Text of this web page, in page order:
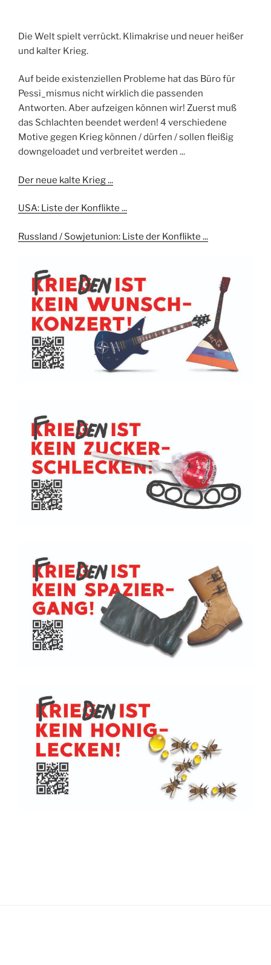
Die Welt spielt verrückt. Klimakrise und neuer heißer
und kalter Krieg.
Auf beide existenziellen Probleme hat das Büro für
Pessi_mismus nicht wirklich die passenden
Antworten. Aber aufzeigen können wir! Zuerst muß
das Schlachten beendet werden! 4 verschiedene
Motive gegen Krieg können / dürfen / sollen fleißig
downgeloadet und verbreitet werden ...
Der neue kalte Krieg ...
USA: Liste der Konflikte ...
Russland / Sowjetunion: Liste der Konflikte ...